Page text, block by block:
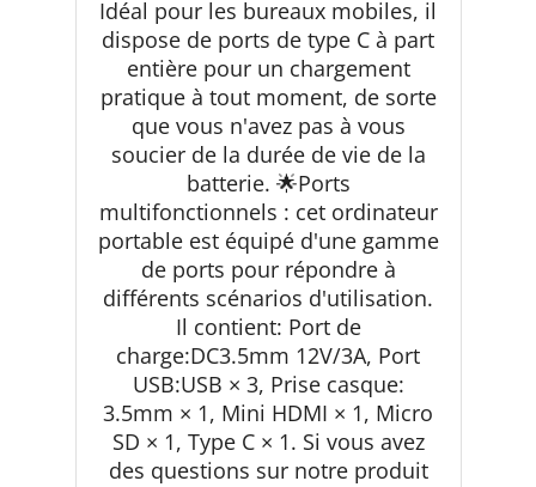
Idéal pour les bureaux mobiles, il
dispose de ports de type C à part
entière pour un chargement
pratique à tout moment, de sorte
que vous n'avez pas à vous
soucier de la durée de vie de la
batterie. 🌟Ports
multifonctionnels : cet ordinateur
portable est équipé d'une gamme
de ports pour répondre à
différents scénarios d'utilisation.
Il contient: Port de
charge:DC3.5mm 12V/3A, Port
USB:USB × 3, Prise casque:
3.5mm × 1, Mini HDMI × 1, Micro
SD × 1, Type C × 1. Si vous avez
des questions sur notre produit